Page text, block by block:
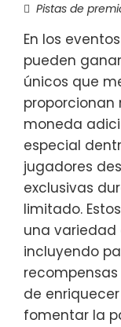
Pistas de
En los
pueden
únicos que
proporcionan
moneda
especial
jugadores
exclusivas
limitado.
una variedad
incluyendo
de
fomentar la